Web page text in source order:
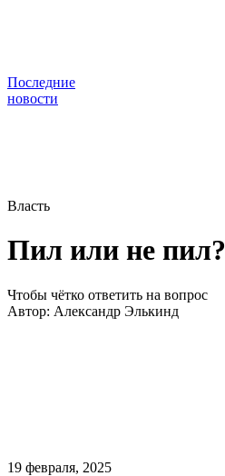
Последние
новости
Власть
Пил или не пил?
Чтобы чётко ответить на вопрос
Автор: Александр Элькинд
19 февраля, 2025